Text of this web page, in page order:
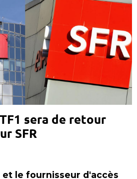
sera de retour
SFR
le fournisseur d'accès